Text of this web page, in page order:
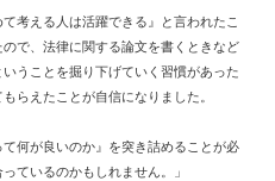
考える人は活躍できる』と言われたこ
で、法律に関する論文を書くときなど
うことを掘り下げていく習慣があった
らえたことが自信になりました。
何が良いのか』を突き詰めることが必
ているのかもしれません。」